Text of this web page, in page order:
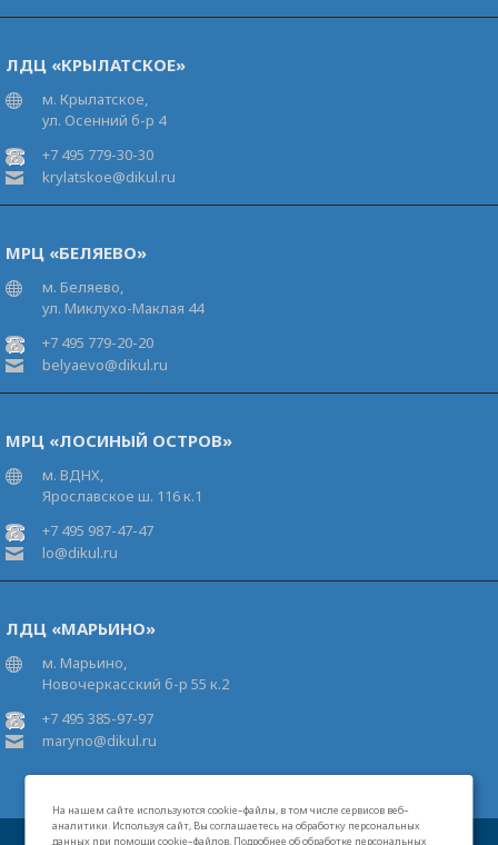
На нашем сайте используются cookie–файлы, в том числе сервисов веб–
аналитики. Используя сайт, Вы соглашаетесь на обработку персональных
данных при помощи cookie–файлов. Подробнее об обработке персональных
ЛДЦ «КРЫЛАТСКОЕ»
м. Крылатское,
ул. Осенний б-р 4
+7 495 779-30-30
krylatskoe@dikul.ru
МРЦ «БЕЛЯЕВО»
м. Беляево,
ул. Миклухо-Маклая 44
+7 495 779-20-20
belyaevo@dikul.ru
МРЦ «ЛОСИНЫЙ ОСТРОВ»
м. ВДНХ,
Ярославское ш. 116 к.1
+7 495 987-47-47
lo@dikul.ru
ЛДЦ «МАРЬИНО»
м. Марьино,
Новочеркасский б-р 55 к.2
+7 495 385-97-97
maryno@dikul.ru